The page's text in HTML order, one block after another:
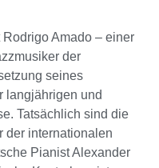
Amado – einer
der
seines
langjährigen und
Tatsächlich sind die
der internationalen
Pianist Alexander